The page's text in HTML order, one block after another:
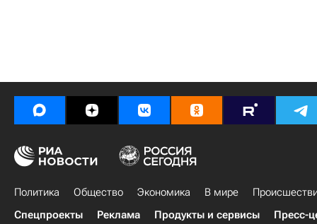
Политика Общество Экономика В мире
Спецпроекты
Реклама Продукты и сервисы Пресс-